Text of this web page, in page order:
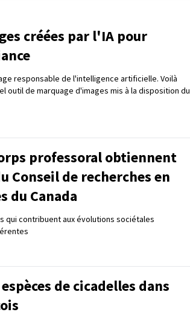
créées par l'IA pour
responsable de l'intelligence artificielle. Voilà
outil de marquage d'images mis à la disposition du
professoral obtiennent
Conseil de recherches en
du Canada
qui contribuent aux évolutions sociétales
de cicadelles dans